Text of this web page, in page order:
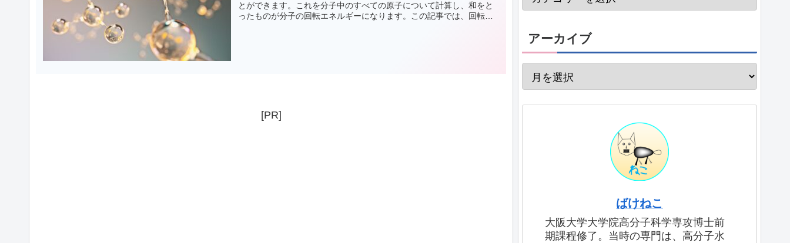
とができます。これを分子中のすべての原子について計算し、和をと
ったものが分子の回転エネルギーになります。この記事では、回転エ
[PR]
アーカイブ
ばけねこ
大阪大学大学院高分子科学専攻博士前
期課程修了。当時の専門は、高分子水